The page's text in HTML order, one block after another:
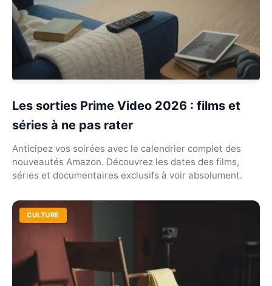
Les sorties Prime Video 2026 : films et
séries à ne pas rater
Anticipez vos soirées avec le calendrier complet des
nouveautés Amazon. Découvrez les dates des films,
séries et documentaires exclusifs à voir absolument.
CULTURE